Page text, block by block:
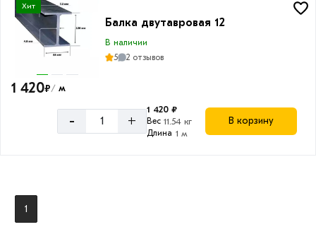
Хит
Балка двутавровая 12
В наличии
5
2 отзывов
1 420₽/ м
- +
1 420 ₽
Вес 11.54 кг
Длина 1 м
В корзину
1